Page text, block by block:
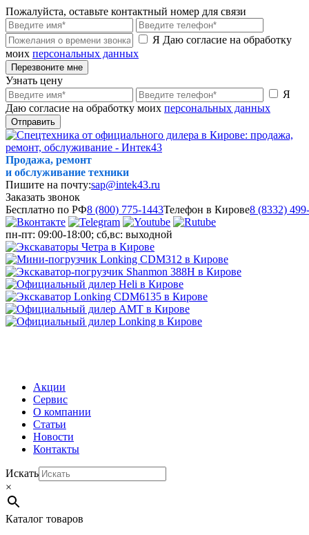
Пожалуйста, оставьте контактный номер для связи
Я Даю согласие на обработку
моих персональных данных
Перезвоните мне
Узнать цену
Я
Даю согласие на обработку моих персональных данных
Отправить
Продажа, ремонт
и обслуживание техники
Пишите на почту:sap@intek43.ru
Заказать звонок
Бесплатно по РФ8 (800) 775-1443Телефон в Кирове8 (8332)
пн-пт: 09:00-18:00; сб,вс: выходной
Акции
Сервис
О компании
Статьи
Новости
Контакты
Искать
×
Каталог товаров